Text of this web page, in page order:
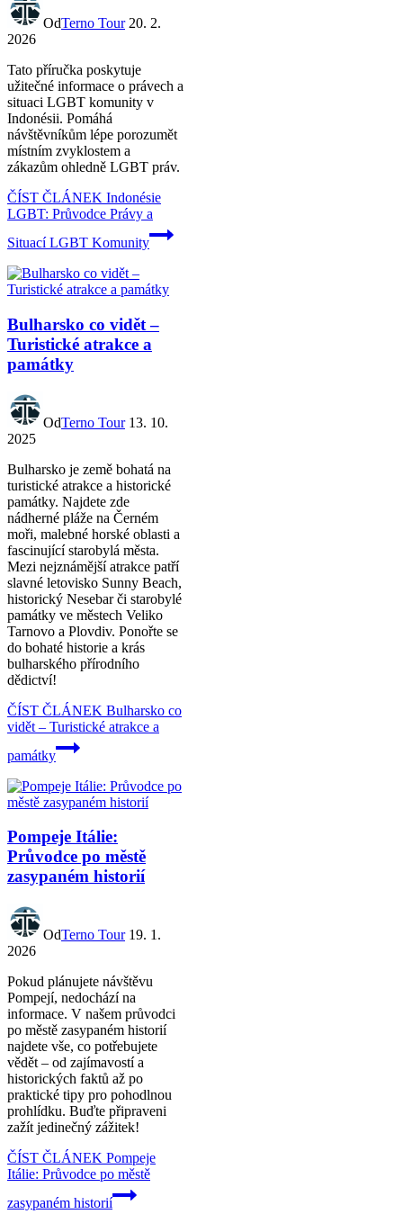
OdTerno Tour 20. 2.
2026
Tato příručka poskytuje
užitečné informace o právech a
situaci LGBT komunity v
Indonésii. Pomáhá
návštěvníkům lépe porozumět
místním zvyklostem a
zákazům ohledně LGBT práv.
ČÍST ČLÁNEK Indonésie
LGBT: Průvodce Právy a
Situací LGBT Komunity
Bulharsko co vidět –
Turistické atrakce a
památky
OdTerno Tour 13. 10.
2025
Bulharsko je země bohatá na
turistické atrakce a historické
památky. Najdete zde
nádherné pláže na Černém
moři, malebné horské oblasti a
fascinující starobylá města.
Mezi nejznámější atrakce patří
slavné letovisko Sunny Beach,
historický Nesebar či starobylé
památky ve městech Veliko
Tarnovo a Plovdiv. Ponořte se
do bohaté historie a krás
bulharského přírodního
dědictví!
ČÍST ČLÁNEK Bulharsko co
vidět – Turistické atrakce a
památky
Pompeje Itálie:
Průvodce po městě
zasypaném historií
OdTerno Tour 19. 1.
2026
Pokud plánujete návštěvu
Pompejí, nedochází na
informace. V našem průvodci
po městě zasypaném historií
najdete vše, co potřebujete
vědět – od zajímavostí a
historických faktů až po
praktické tipy pro pohodlnou
prohlídku. Buďte připraveni
zažít jedinečný zážitek!
ČÍST ČLÁNEK Pompeje
Itálie: Průvodce po městě
zasypaném historií